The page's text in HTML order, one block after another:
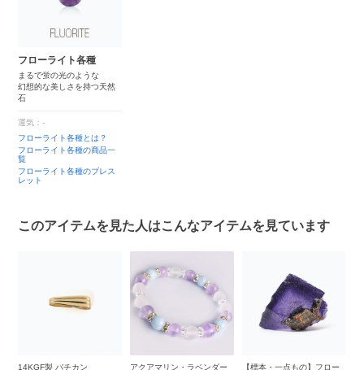
フローライト各種
まるで蛍の光のような
幻想的な美しさを持つ天然
石
運気：-
フローライト各種とは？
フローライト各種の商品一
覧
フローライト各種のブレス
レット
このアイテムを見た人はこんなアイテムを見ています
14KGF製 バチカン アクアマリン・ラベンダー 【標本・一点もの】フロー